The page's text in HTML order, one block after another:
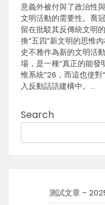
意義外被付與了政治性
文明活動的需要性。喬
留在批駁其反傳統文明
換“五四”新文明的思惟
史不雅作為新的文明活
場，是一種“真正的能
惟系統”26，而這也使
入反動話語建構中。…
Search
測試文章 –